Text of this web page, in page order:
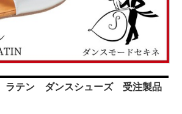
テン ダンスシューズ 受注製品